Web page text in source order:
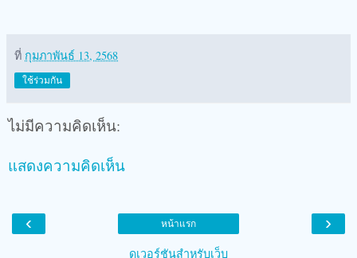
ที่ กุมภาพันธ์ 13, 2568
ใช้ร่วมกัน
ไม่มีความคิดเห็น:
แสดงความคิดเห็น
‹ ›
หน้าแรก
ดูเวอร์ชันสำหรับเว็บ